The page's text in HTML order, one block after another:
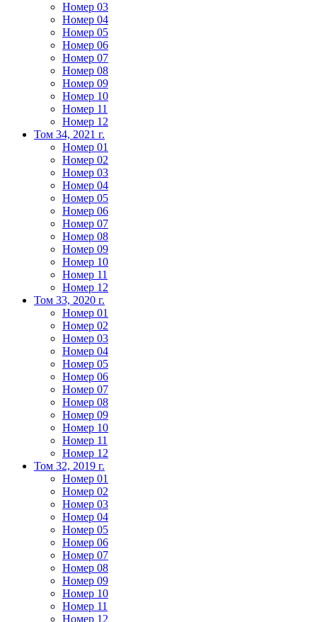
Номер 03
Номер 04
Номер 05
Номер 06
Номер 07
Номер 08
Номер 09
Номер 10
Номер 11
Номер 12
Том 34, 2021 г.
Номер 01
Номер 02
Номер 03
Номер 04
Номер 05
Номер 06
Номер 07
Номер 08
Номер 09
Номер 10
Номер 11
Номер 12
Том 33, 2020 г.
Номер 01
Номер 02
Номер 03
Номер 04
Номер 05
Номер 06
Номер 07
Номер 08
Номер 09
Номер 10
Номер 11
Номер 12
Том 32, 2019 г.
Номер 01
Номер 02
Номер 03
Номер 04
Номер 05
Номер 06
Номер 07
Номер 08
Номер 09
Номер 10
Номер 11
Номер 12